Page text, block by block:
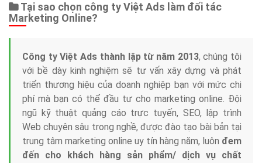
Tại sao chọn công ty Việt Ads làm đối tác
Marketing Online?
Công ty Việt Ads thành lập từ năm 2013, chúng tôi
với bề dày kinh nghiệm sẽ tư vấn xây dựng và phát
triển thương hiệu của doanh nghiệp bạn với mức chi
phí mà bạn có thể đầu tư cho marketing online. Đội
ngũ kỹ thuật quảng cáo trực tuyến, SEO, lập trình
Web chuyên sâu trong nghề, được đào tạo bài bản tại
trung tâm marketing online uy tín hàng năm, luôn đem
đến cho khách hàng sản phẩm/ dịch vụ chất